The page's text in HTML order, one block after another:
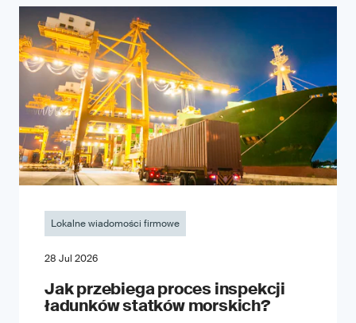
Lokalne wiadomości firmowe
28 Jul 2026
Jak przebiega proces inspekcji
ładunków statków morskich?